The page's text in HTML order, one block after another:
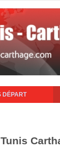
DÉPART